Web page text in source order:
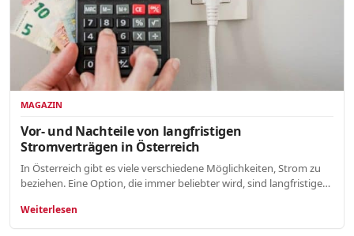
MAGAZIN
Vor- und Nachteile von langfristigen
Stromverträgen in Österreich
In Österreich gibt es viele verschiedene Möglichkeiten, Strom zu
beziehen. Eine Option, die immer beliebter wird, sind langfristige…
Weiterlesen